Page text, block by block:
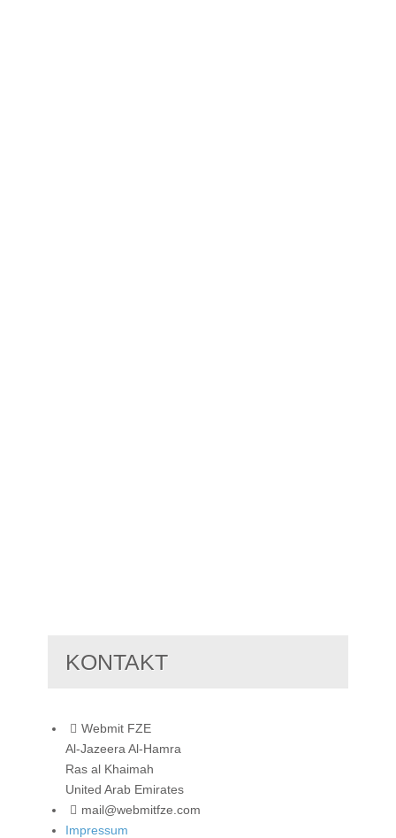
KONTAKT
Webmit FZE
Al-Jazeera Al-Hamra
Ras al Khaimah
United Arab Emirates
mail@webmitfze.com
Impressum